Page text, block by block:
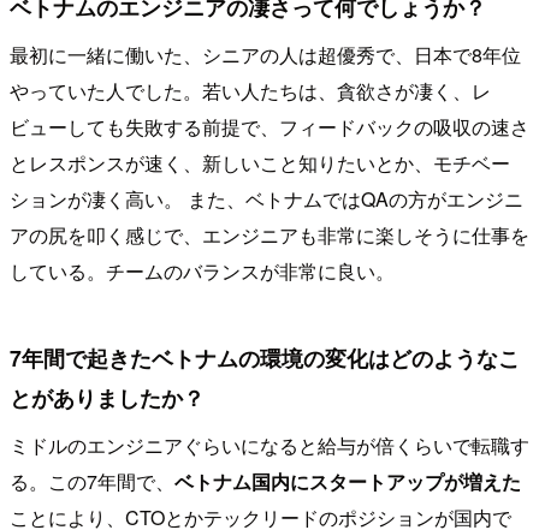
ベトナムのエンジニアの凄さって何でしょうか？
最初に一緒に働いた、シニアの人は超優秀で、日本で8年位
やっていた人でした。若い人たちは、貪欲さが凄く、レ
ビューしても失敗する前提で、フィードバックの吸収の速さ
とレスポンスが速く、新しいこと知りたいとか、モチベー
ションが凄く高い。 また、ベトナムではQAの方がエンジニ
アの尻を叩く感じで、エンジニアも非常に楽しそうに仕事を
している。チームのバランスが非常に良い。
7年間で起きたベトナムの環境の変化はどのようなこ
とがありましたか？
ミドルのエンジニアぐらいになると給与が倍くらいで転職す
る。この7年間で、 ベトナム国内にスタートアップが増えた
ことにより、CTOとかテックリードのポジションが国内で